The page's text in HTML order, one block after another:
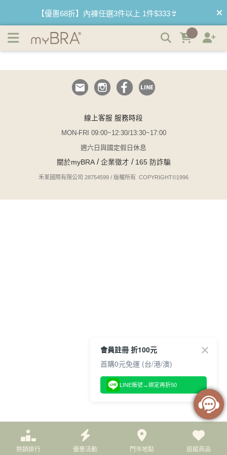
妳的內衣品牌
【優惠68折】內褲任選3件以上 1件$333👙
【買內衣免運費】台灣滿1200運費0元🚛
【夏日滿額贈】把衣物壓縮收納袋回家 🌞
【父親節快樂】男內褲5件$999🧔
線上客服 服務時段
MON-FRI 09:00~12:30/13:30~17:00
週六日與國定假日休息
關於myBRA/ 企業徵才 / 165 防詐騙
禾荃國際有限公司 28754599 / 版權所有 COPYRIGHT©1996
熱銷排行 優惠活動 門市地點 追蹤商品
會員註冊 折100元
首購0元免運 (台/港/澳)
LINE帳號→綁定再折50